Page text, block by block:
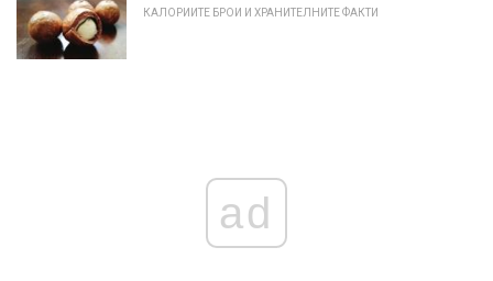
КАЛОРИИТЕ БРОИ И ХРАНИТЕЛНИТЕ ФАКТИ
ad